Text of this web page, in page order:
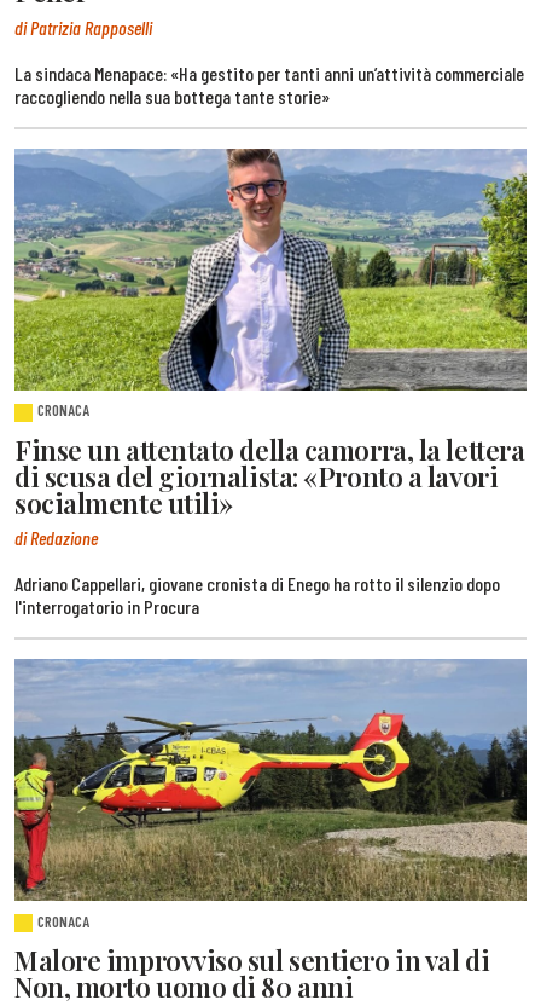
di Patrizia Rapposelli
La sindaca Menapace: «Ha gestito per tanti anni un’attività commerciale
raccogliendo nella sua bottega tante storie»
CRONACA
Finse un attentato della camorra, la lettera
di scusa del giornalista: «Pronto a lavori
socialmente utili»
di Redazione
Adriano Cappellari, giovane cronista di Enego ha rotto il silenzio dopo
l'interrogatorio in Procura
CRONACA
Malore improvviso sul sentiero in val di
Non, morto uomo di 80 anni